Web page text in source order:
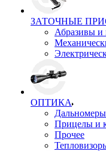
ЗАТОЧНЫЕ
Абразивы и
ОПТИКА
Прицелы и
Прочее